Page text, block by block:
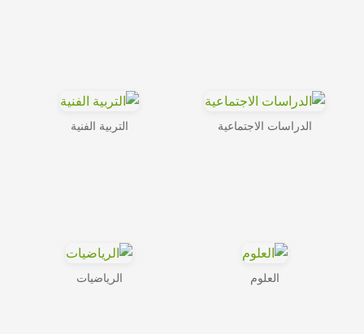
الدراسات الاجتماعية التربية الفنية
العلوم الرياضيات